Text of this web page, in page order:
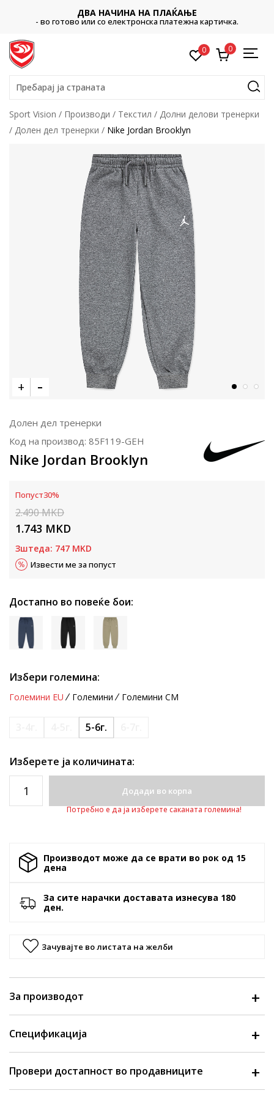
ДВА НАЧИНА НА ПЛАЌАЊЕ
- во готово или со електронска платежна картичка.
0 0
Пребарај ја страната
Sport Vision Производи Текстил
Долни делови тренерки
Долен дел тренерки
Nike Jordan Brooklyn
Долен дел тренерки
Код на производ: 85F119-GEH
Nike Jordan Brooklyn
Попуст30%
2.490MKD
1.743 MKD
Зштеда: 747 MKD
Извести ме за попуст
Достапно во повеќе бои:
Избери големина:
Големини EU Големини Големини CM
5-6г.
Изберете ја количината:
Додади во корпа
Потребно е да ја изберете саканата големина!
Производот може да се врати во рок од 15
денa
За сите нарачки доставата изнесува 180
ден.
Зачувајте во листата на желби
За производот
Спецификација
Провери достапност во продавниците